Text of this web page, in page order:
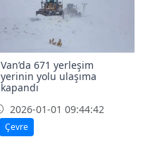
Van’da 671 yerleşim
yerinin yolu ulaşıma
kapandı
2026-01-01 09:44:42
Çevre